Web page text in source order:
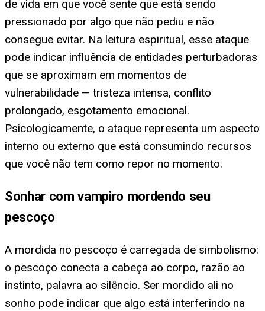
de vida em que você sente que está sendo
pressionado por algo que não pediu e não
consegue evitar. Na leitura espiritual, esse ataque
pode indicar influência de entidades perturbadoras
que se aproximam em momentos de
vulnerabilidade — tristeza intensa, conflito
prolongado, esgotamento emocional.
Psicologicamente, o ataque representa um aspecto
interno ou externo que está consumindo recursos
que você não tem como repor no momento.
Sonhar com vampiro mordendo seu
pescoço
A mordida no pescoço é carregada de simbolismo:
o pescoço conecta a cabeça ao corpo, razão ao
instinto, palavra ao silêncio. Ser mordido ali no
sonho pode indicar que algo está interferindo na